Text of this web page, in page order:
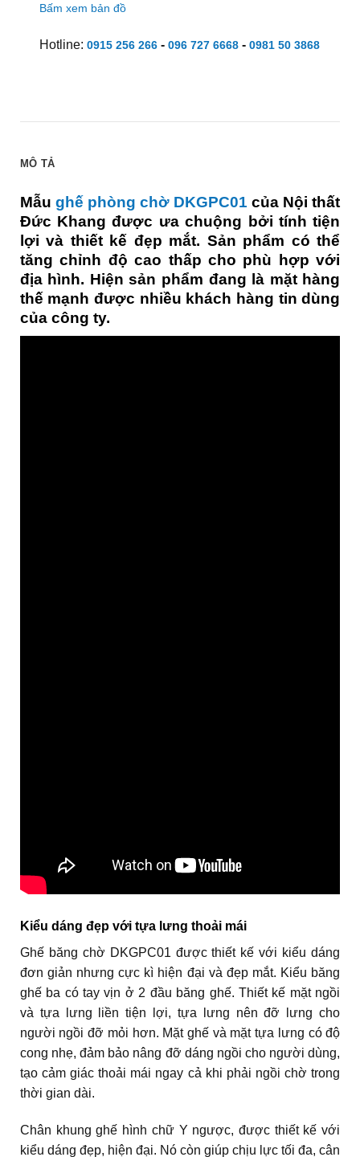
Bấm xem bản đồ
Hotline: 0915 256 266- 096 727 6668- 0981 50 3868
MÔ TẢ
Mẫu ghế phòng chờ DKGPC01 của Nội thất
Đức Khang được ưa chuộng bởi tính tiện
lợi và thiết kế đẹp mắt. Sản phẩm có thể
tăng chỉnh độ cao thấp cho phù hợp với
địa hình. Hiện sản phẩm đang là mặt hàng
thế mạnh được nhiều khách hàng tin dùng
của công ty.
Kiểu dáng đẹp với tựa lưng thoải mái
Ghế băng chờ DKGPC01 được thiết kế với kiểu dáng
đơn giản nhưng cực kì hiện đại và đẹp mắt. Kiểu băng
ghế ba có tay vịn ở 2 đầu băng ghế. Thiết kế mặt ngồi
và tựa lưng liền tiện lợi, tựa lưng nên đỡ lưng cho
người ngồi đỡ mỏi hơn. Mặt ghế và mặt tựa lưng có độ
cong nhẹ, đảm bảo nâng đỡ dáng ngồi cho người dùng,
tạo cảm giác thoải mái ngay cả khi phải ngồi chờ trong
thời gian dài.
Chân khung ghế hình chữ Y ngược, được thiết kế với
kiểu dáng đẹp, hiện đại. Nó còn giúp chịu lực tối đa, cân